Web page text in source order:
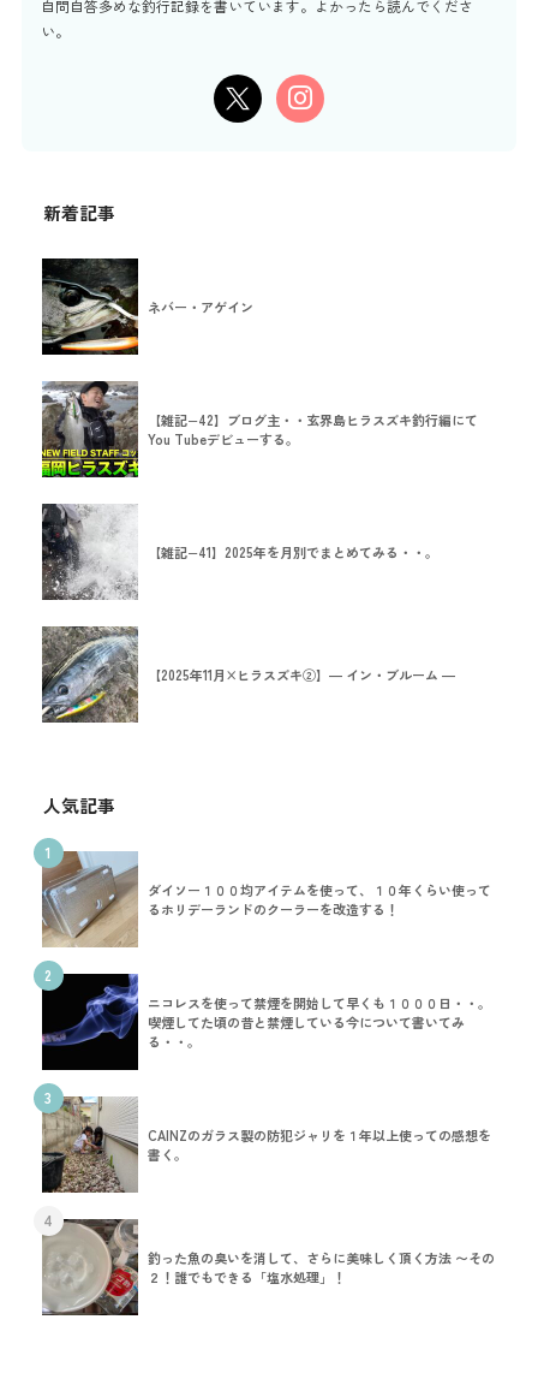
自問自答多めな釣行記録を書いています。よかったら読んでくださ
い。
新着記事
ネバー・アゲイン
【雑記−42】ブログ主・・玄界島ヒラスズキ釣行編にて
You Tubeデビューする。
【雑記−41】2025年を月別でまとめてみる・・。
【2025年11月×ヒラスズキ②】― イン・ブルーム ―
人気記事
1
ダイソー１００均アイテムを使って、１０年くらい使って
るホリデーランドのクーラーを改造する！
2
ニコレスを使って禁煙を開始して早くも１０００日・・。
喫煙してた頃の昔と禁煙している今について書いてみ
る・・。
3
CAINZのガラス製の防犯ジャリを１年以上使っての感想を
書く。
4
釣った魚の臭いを消して、さらに美味しく頂く方法 〜その
２！誰でもできる「塩水処理」！